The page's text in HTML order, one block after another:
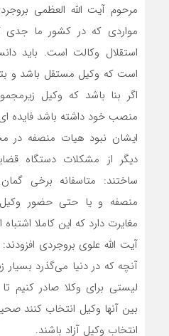
مرحوم آیت الله العظمی
مواردی که در کشور ما
استقلال وکالت است. باید
است که وکیل مستقل باشد و
اگر بنا باشد که وکیل
منصب خود داشته باشد فایده ای
ایشان نبود هیات منصفه در
دیگر از مشکلات دستگاه
ساختند: متاسفانه برخی
منصفه و یا حتی حضور وکیل
مغایرت دارد که این کاملا
آیت الله علوی بروجردی
آنچه که در دنیا می‌گذرد بسیار
لیستی برای وکلا صادر کنیم
بین آنها وکیل انتخاب کنند
انتخاب وکیل آزاد باشند.